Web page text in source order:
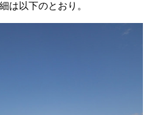
は以下のとおり。